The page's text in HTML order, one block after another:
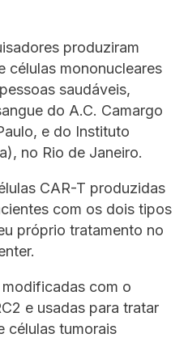
produziram
células mononucleares
saudáveis,
do A.C. Camargo
e do Instituto
no Rio de Janeiro.
CAR-T produzidas
com os dois tipos
próprio tratamento no
com o
e usadas para tratar
células tumorais